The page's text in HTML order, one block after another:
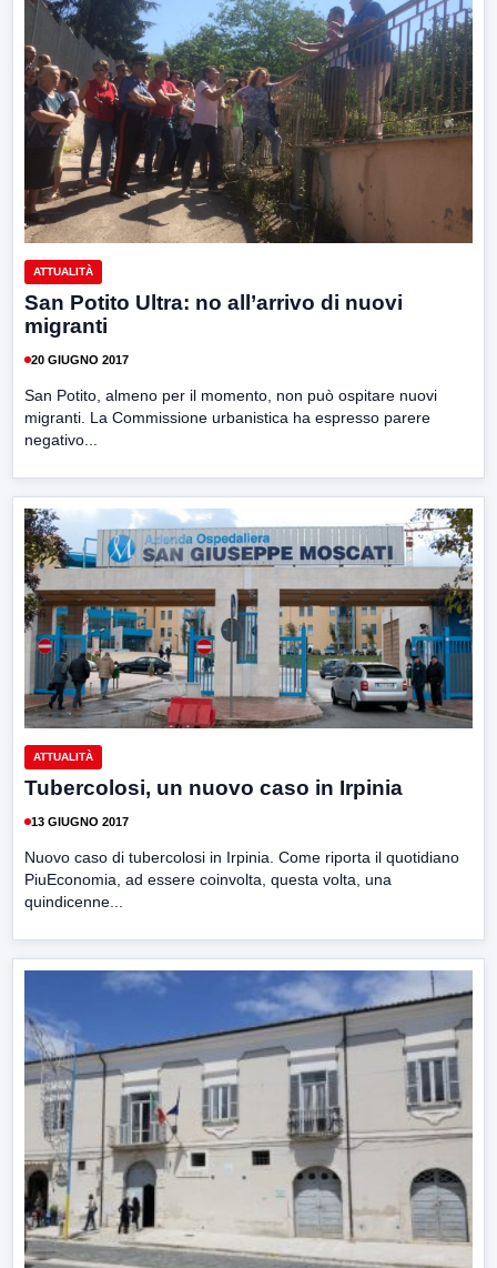
ATTUALITÀ
San Potito Ultra: no all’arrivo di nuovi
migranti
20 GIUGNO 2017
San Potito, almeno per il momento, non può ospitare nuovi
migranti. La Commissione urbanistica ha espresso parere
negativo...
ATTUALITÀ
Tubercolosi, un nuovo caso in Irpinia
13 GIUGNO 2017
Nuovo caso di tubercolosi in Irpinia. Come riporta il quotidiano
PiuEconomia, ad essere coinvolta, questa volta, una
quindicenne...